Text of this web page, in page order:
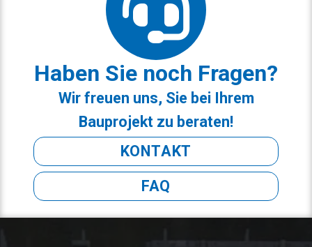
Haben Sie noch Fragen?
Wir freuen uns, Sie bei Ihrem
Bauprojekt zu beraten!
KONTAKT
FAQ